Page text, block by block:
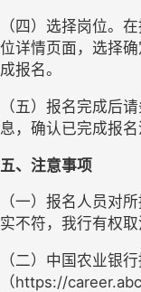
（四）选择岗位。
位详情页面，选择
成报名。
（五）报名完成后
息，确认已完成报名
五、注意事项
（一）报名人员对
实不符，我行有权取
（二）中国农业银
（https://